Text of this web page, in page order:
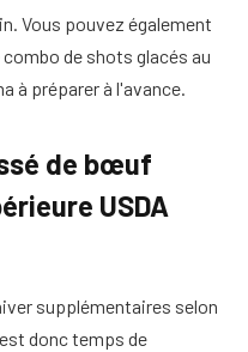
Vous pouvez également
de shots glacés au
à préparer à l'avance.
de bœuf
USDA
supplémentaires selon
donc temps de